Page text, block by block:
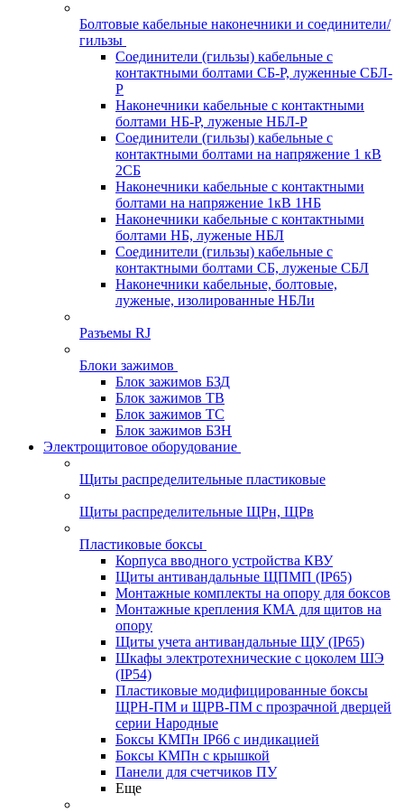
Болтовые кабельные наконечники и соединители/
гильзы
Соединители (гильзы) кабельные с
контактными болтами СБ-Р, луженные СБЛ-
Р
Наконечники кабельные с контактными
болтами НБ-Р, луженые НБЛ-Р
Соединители (гильзы) кабельные с
контактными болтами на напряжение 1 кВ
2СБ
Наконечники кабельные с контактными
болтами на напряжение 1кВ 1НБ
Наконечники кабельные с контактными
болтами НБ, луженые НБЛ
Соединители (гильзы) кабельные с
контактными болтами СБ, луженые СБЛ
Наконечники кабельные, болтовые,
луженые, изолированные НБЛи
Разъемы RJ
Блоки зажимов
Блок зажимов БЗД
Блок зажимов ТВ
Блок зажимов ТС
Блок зажимов БЗН
Электрощитовое оборудование
Щиты распределительные пластиковые
Щиты распределительные ЩРн, ЩРв
Пластиковые боксы
Корпуса вводного устройства КВУ
Щиты антивандальные ЩПМП (IP65)
Монтажные комплекты на опору для боксов
Монтажные крепления КМА для щитов на
опору
Щиты учета антивандальные ЩУ (IP65)
Шкафы электротехнические с цоколем ШЭ
(IP54)
Пластиковые модифицированные боксы
ЩРН-ПМ и ЩРВ-ПМ с прозрачной дверцей
серии Народные
Боксы КМПн IP66 с индикацией
Боксы КМПн с крышкой
Панели для счетчиков ПУ
Еще